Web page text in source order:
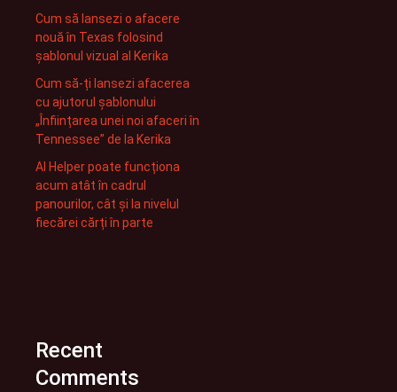
Cum să lansezi o afacere
nouă în Texas folosind
șablonul vizual al Kerika
Cum să-ți lansezi afacerea
cu ajutorul șablonului
„Înființarea unei noi afaceri în
Tennessee” de la Kerika
AI Helper poate funcționa
acum atât în cadrul
panourilor, cât și la nivelul
fiecărei cărți în parte
Recent
Comments